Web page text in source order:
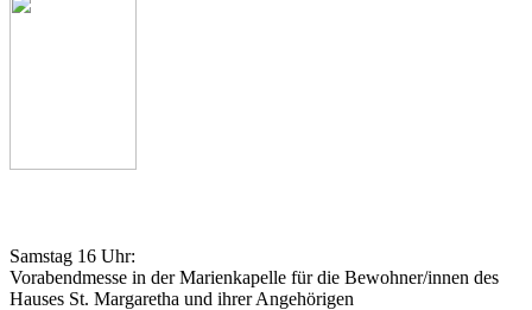
Samstag 16 Uhr:
Vorabendmesse in der Marienkapelle für die Bewohner/innen des
Hauses St. Margaretha und ihrer Angehörigen